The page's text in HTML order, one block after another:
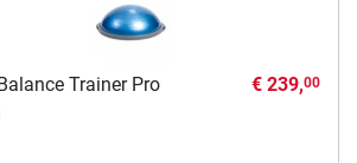
Trainer Pro
€ 239,00